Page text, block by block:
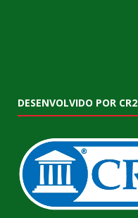
DESENVOLVIDO POR CR2